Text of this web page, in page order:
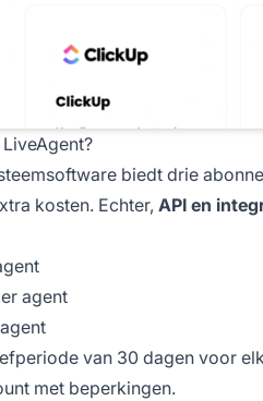
biedt drie
kosten. Echter, API en
agent
van 30 dagen voor
met beperkingen.